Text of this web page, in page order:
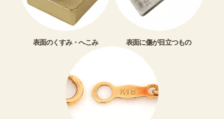
表面のくすみ・へこみ 表面に傷が目立つもの